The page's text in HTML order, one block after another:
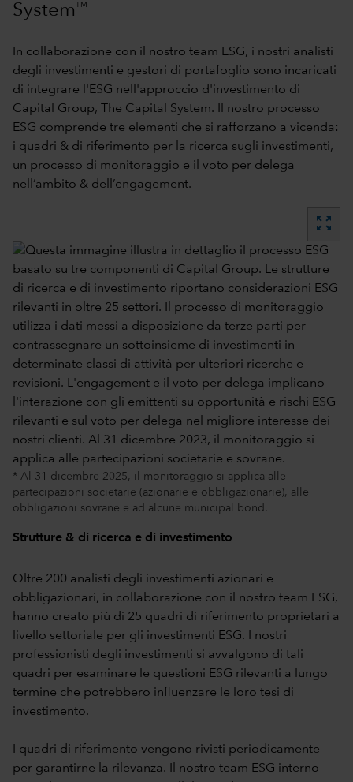
System
TM
In collaborazione con il nostro team ESG, i nostri analisti
degli investimenti e gestori di portafoglio sono incaricati
di integrare l'ESG nell'approccio d'investimento di
Capital Group, The Capital System. Il nostro processo
ESG comprende tre elementi che si rafforzano a vicenda:
i quadri & di riferimento per la ricerca sugli investimenti,
un processo di monitoraggio e il voto per delega
nell’ambito & dell’engagement.
zoom_out_map
* Al 31 dicembre 2025, il monitoraggio si applica alle
partecipazioni societarie (azionarie e obbligazionarie), alle
obbligazioni sovrane e ad alcune municipal bond.
Strutture & di ricerca e di investimento
Oltre 200 analisti degli investimenti azionari e
obbligazionari, in collaborazione con il nostro team ESG,
hanno creato più di 25 quadri di riferimento proprietari a
livello settoriale per gli investimenti ESG. I nostri
professionisti degli investimenti si avvalgono di tali
quadri per esaminare le questioni ESG rilevanti a lungo
termine che potrebbero influenzare le loro tesi di
investimento.
I quadri di riferimento vengono rivisti periodicamente
per garantirne la rilevanza. Il nostro team ESG interno